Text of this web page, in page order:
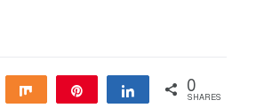
Tweet Share Share 0
SHARES